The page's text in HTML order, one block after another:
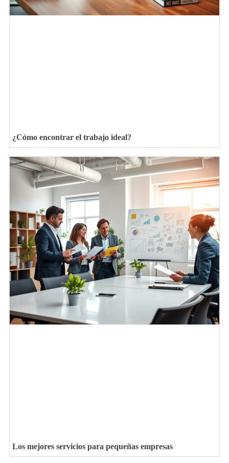
¿Cómo encontrar el trabajo ideal?
Los mejores servicios para pequeñas empresas